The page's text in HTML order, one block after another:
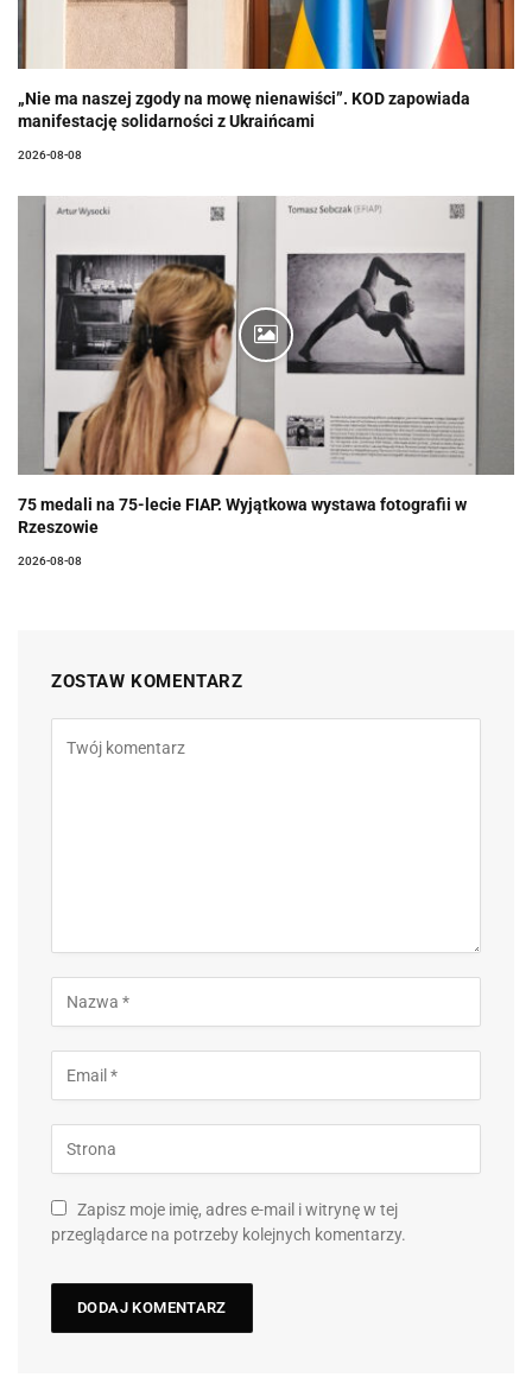
„Nie ma naszej zgody na mowę nienawiści”. KOD zapowiada
manifestację solidarności z Ukraińcami
2026-08-08
75 medali na 75-lecie FIAP. Wyjątkowa wystawa fotografii w
Rzeszowie
2026-08-08
ZOSTAW KOMENTARZ
Zapisz moje imię, adres e-mail i witrynę w tej
przeglądarce na potrzeby kolejnych komentarzy.